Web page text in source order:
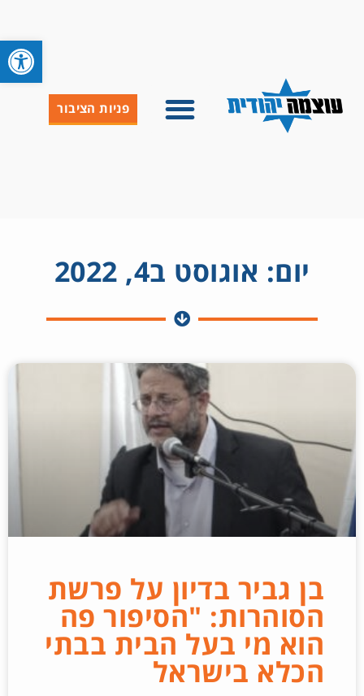
פניות הציבור
יום: אוגוסט ב4, 2022
בן גביר בדיון על פרשת
הסוהרות: "הסיפור פה
הוא מי בעל הבית בבתי
הכלא בישראל
פתח